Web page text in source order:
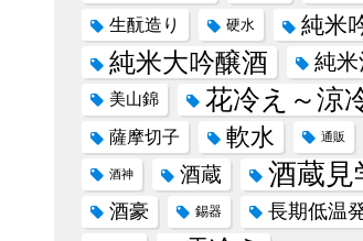
生酛造り 硬水 純米
純米大吟醸酒 純米
美山錦 花冷え～涼
薩摩切子 軟水 通販
酒神 酒蔵 酒蔵見
酒豪 錫器 長期低温